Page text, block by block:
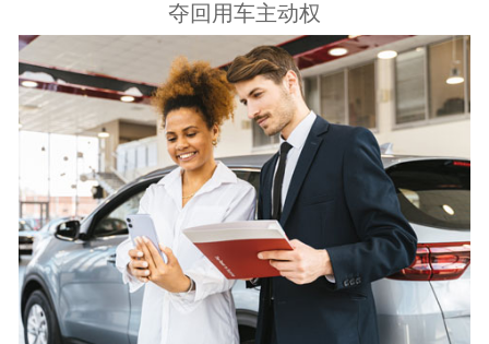
夺回用车主动权